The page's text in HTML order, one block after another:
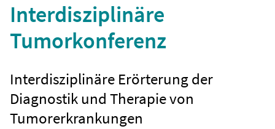
Interdisziplinäre
Tumorkonferenz
Interdisziplinäre Erörterung der
Diagnostik und Therapie von
Tumorerkrankungen